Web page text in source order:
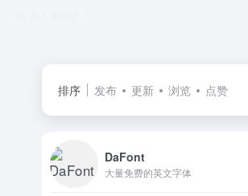
排序 发布 更新 浏览 点赞
DaFont
大量免费的英文字体